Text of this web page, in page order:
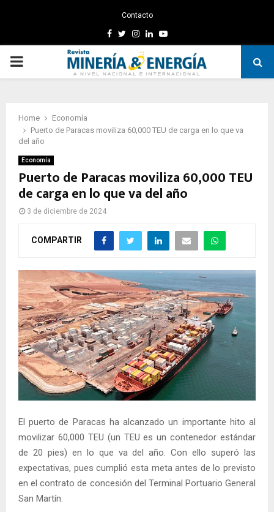
Contacto
Facebook
TwitterInstagram
LinkedinYoutube
PRIMARY
Home
Economía
Puerto de Paracas moviliza 60,000 TEU de carga en lo que va
del año
Economía
Puerto de Paracas moviliza 60,000 TEU
de carga en lo que va del año
3 de diciembre de 2024
COMPARTIR
El puerto de Paracas ha alcanzado un importante hito al
movilizar 60,000 TEU (un TEU es un contenedor estándar
de 20 pies) en lo que va del año. Con ello superó las
expectativas, pues cumplió esta meta antes de lo previsto
en el contrato de concesión del Terminal Portuario General
San Martín.